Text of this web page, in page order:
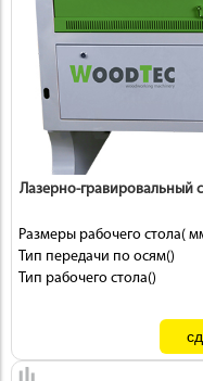
Лазерно-гравировальный
Размеры рабочего стола(
Тип передачи по осям()
Тип рабочего стола()